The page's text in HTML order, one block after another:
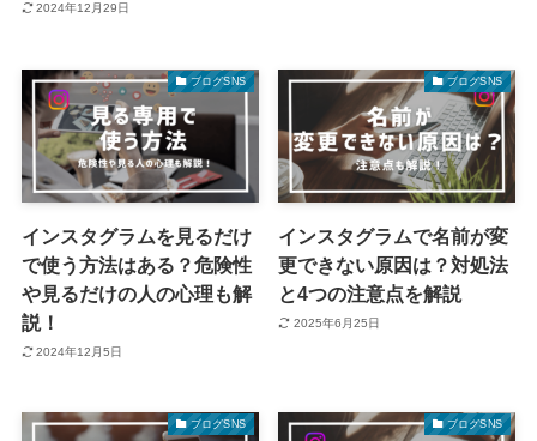
2024年12月29日
ブログSNS
インスタグラムを見るだけ
で使う方法はある？危険性
や見るだけの人の心理も解
説！
2024年12月5日
ブログSNS
インスタグラムで名前が変
更できない原因は？対処法
と4つの注意点を解説
2025年6月25日
ブログSNS ブログSNS